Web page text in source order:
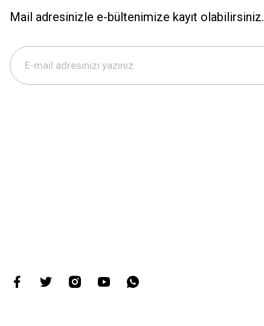
Mail adresinizle e-bültenimize kayıt olabilirsiniz.